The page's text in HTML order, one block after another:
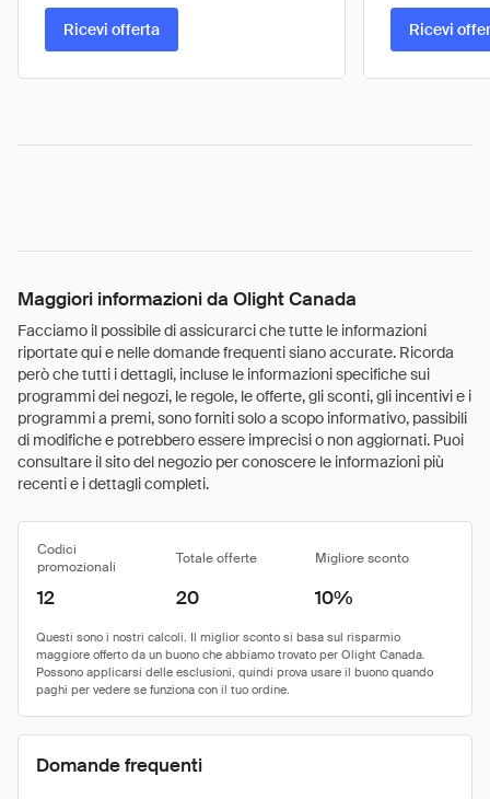
Ricevi offerta Ricevi
Maggiori informazioni da Olight Canada
Facciamo il possibile di assicurarci che tutte le informazioni
riportate qui e nelle domande frequenti siano accurate. Ricorda
però che tutti i dettagli, incluse le informazioni specifiche sui
programmi dei negozi, le regole, le offerte, gli sconti, gli incentivi e i
programmi a premi, sono forniti solo a scopo informativo, passibili
di modifiche e potrebbero essere imprecisi o non aggiornati. Puoi
consultare il sito del negozio per conoscere le informazioni più
recenti e i dettagli completi.
Codici
promozionali
Totale offerte Migliore sconto
12 20 10%
Domande frequenti